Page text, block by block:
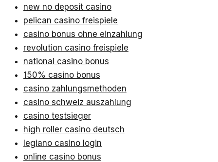
new no deposit casino
pelican casino freispiele
casino bonus ohne einzahlung
revolution casino freispiele
national casino bonus
150% casino bonus
casino zahlungsmethoden
casino schweiz auszahlung
casino testsieger
high roller casino deutsch
legiano casino login
online casino bonus